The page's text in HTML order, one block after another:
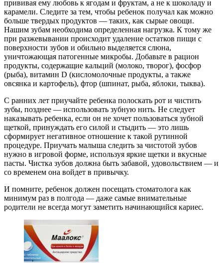
прививая ему любовь к ягодам и фруктам, а не к шоколаду и
карамели. Следите за тем, чтобы ребенок получал как можно
больше твердых продуктов — таких, как сырые овощи.
Нашим зубам необходима определенная нагрузка. К тому же
при разжевывании происходит удаление остатков пищи с
поверхности зубов и обильно выделяется слюна,
уничтожающая патогенные микробы. Добавьте в рацион
продукты, содержащие кальций (молоко, творог), фосфор
(рыба), витамин D (кисломолочные продукты, а также
овсянка и картофель), фтор (шпинат, рыба, яблоки, тыква).
С ранних лет приучайте ребенка полоскать рот и чистить
зубы, позднее — использовать зубную нить. Не следует
наказывать ребенка, если он не хочет пользоваться зубной
щеткой, принуждать его силой и стыдить — это лишь
сформирует негативное отношение к такой рутинной
процедуре. Приучать малыша следить за чистотой зубов
нужно в игровой форме, используя яркие щетки и вкусные
пасты. Чистка зубов должна быть забавой, удовольствием — и
со временем она войдет в привычку.
И помните, ребенок должен посещать стоматолога как
минимум раз в полгода — даже самые внимательные
родители не всегда могут заметить начинающийся кариес.